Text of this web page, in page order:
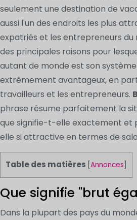
seulement une destination de
aussi l'un des endroits les plus
expatriés et les entrepreneurs du
des principales raisons pour
autant de monde est son système
extrêmement avantageux, en
travailleurs et les entrepreneurs.
phrase résume parfaitement la
que signifie-t-elle exactement et
elle si attractive en termes de
Table des matières Annonces
Que signifie "brut
Dans la plupart des pays du